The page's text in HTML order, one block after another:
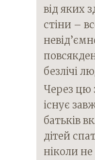
від яких
стіни –
безлічі
Через цю
існує
батьків
дітей
ніколи